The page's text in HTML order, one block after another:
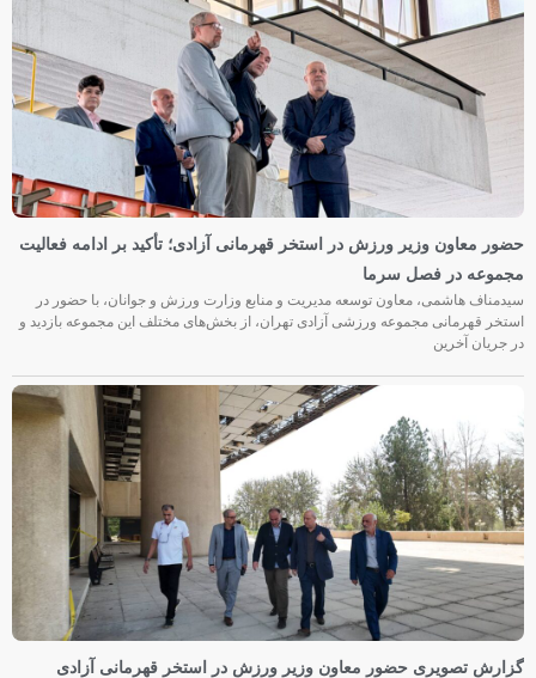
حضور معاون وزیر ورزش در استخر قهرمانی آزادی؛ تأکید بر ادامه فعالیت
مجموعه در فصل سرما
سیدمناف هاشمی، معاون توسعه مدیریت و منابع وزارت ورزش و جوانان، با حضور در
استخر قهرمانی مجموعه ورزشی آزادی تهران، از بخش‌های مختلف این مجموعه بازدید و
در جریان آخرین
گزارش تصویری حضور معاون وزیر ورزش در استخر قهرمانی آزادی